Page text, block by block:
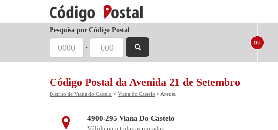
Pesquisa por Código Postal
-
Código Postal da Avenida 21 de Setembro
Distrito de Viana do Castelo > Viana do Castelo > Areosa
4900-295 Viana Do Castelo
Válido para todas as moradas